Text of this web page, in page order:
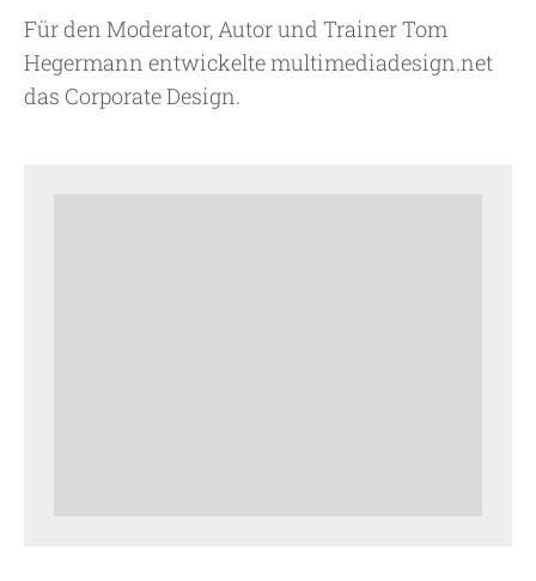
Für den Moderator, Autor und Trainer Tom
Hegermann entwickelte multimediadesign.net
das Corporate Design.